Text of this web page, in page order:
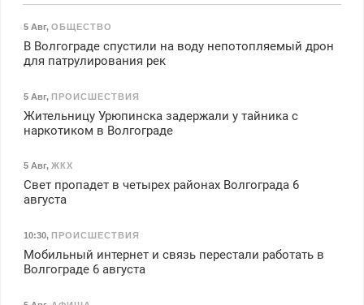
5 Авг, ОБЩЕСТВО
В Волгограде спустили на воду непотопляемый дрон
для патрулирования рек
5 Авг, ПРОИСШЕСТВИЯ
Жительницу Урюпинска задержали у тайника с
наркотиком в Волгограде
5 Авг, ЖКХ
Свет пропадет в четырех районах Волгограда 6
августа
10:30, ПРОИСШЕСТВИЯ
Мобильный интернет и связь перестали работать в
Волгограде 6 августа